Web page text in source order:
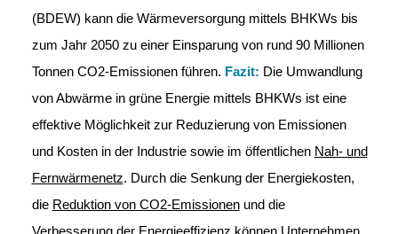
(BDEW) kann die Wärmeversorgung mittels BHKWs bis
zum Jahr 2050 zu einer Einsparung von rund 90 Millionen
Tonnen CO2-Emissionen führen. Fazit: Die Umwandlung
von Abwärme in grüne Energie mittels BHKWs ist eine
effektive Möglichkeit zur Reduzierung von Emissionen
und Kosten in der Industrie sowie im öffentlichen Nah- und
Fernwärmenetz. Durch die Senkung der Energiekosten,
die Reduktion von CO2-Emissionenund die
Verbesserung der Energieeffizienz können Unternehmen